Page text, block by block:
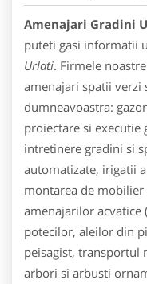
Amenajari Gradini
puteti gasi informatii
Urlati. Firmele
amenajari spatii verzi
dumneavoastra:
proiectare si executie
intretinere gradini si
automatizate, irigatii
montarea de mobilier
amenajarilor acvatice
potecilor, aleilor din
peisagist, transportul
arbori si arbusti